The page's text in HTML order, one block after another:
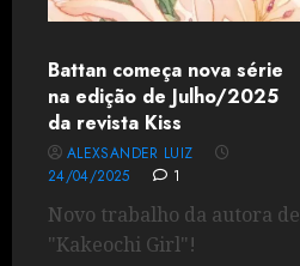
Battan começa nova série
na edição de Julho/2025
da revista Kiss
ALEXSANDER LUIZ
24/04/2025
1
Novo trabalho da autora de
"Kakeochi Girl"!